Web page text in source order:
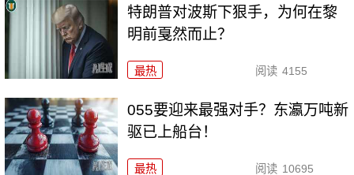
特朗普对波斯下狠手，为何在黎
明前戛然而止？
最热 阅读 4155
055要迎来最强对手？东瀛万吨新
驱已上船台！
最热 阅读 10695